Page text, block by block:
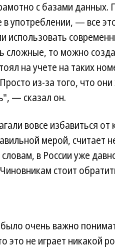
с базами данных.
употреблении, — все
использовать
сложные, то можно
на учете на таких
из-за того, что
— сказал он.
вовсе избавиться от
мерой, считает
в России уже
стоит
очень важно
это не играет никакой